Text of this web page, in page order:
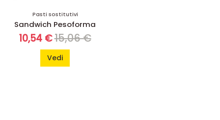
Pasti sostitutivi
Sandwich Pesoforma
10,54 €15,06 €
Vedi